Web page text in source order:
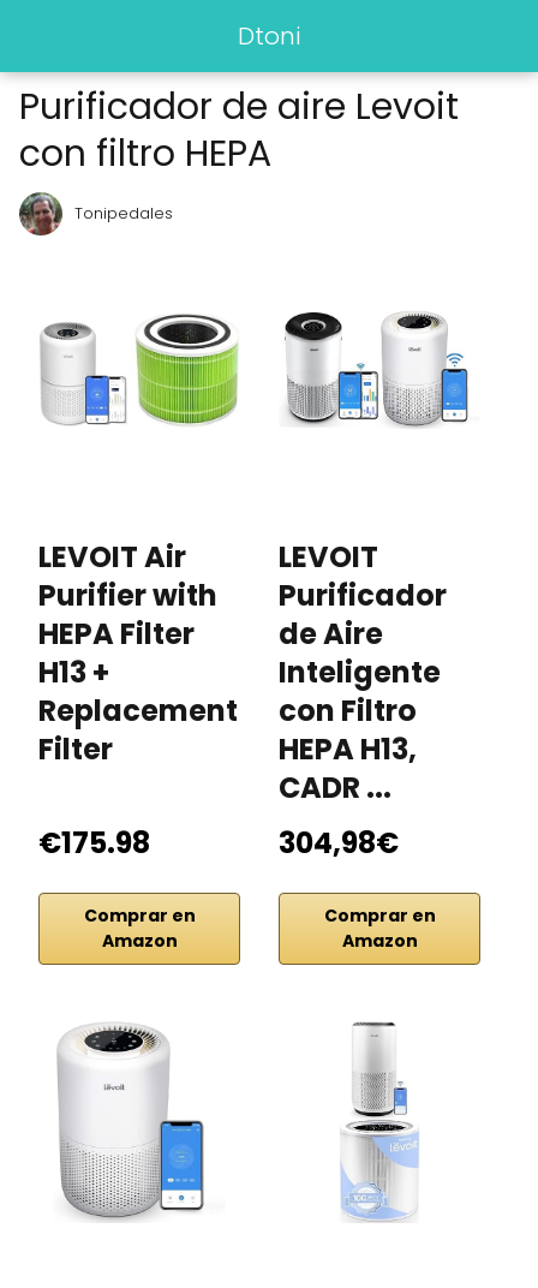
Dtoni
Purificador de aire Levoit
con filtro HEPA
Tonipedales
LEVOIT Air
Purifier with
HEPA Filter
H13 +
Replacement
Filter
€175.98
Comprar en
Amazon
LEVOIT
Purificador
de Aire
Inteligente
con Filtro
HEPA H13,
CADR ...
304,98€
Comprar en
Amazon